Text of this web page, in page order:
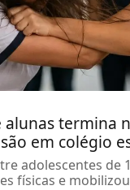
termina
em colégio
adolescentes de
físicas e